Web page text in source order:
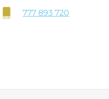
777 893 720